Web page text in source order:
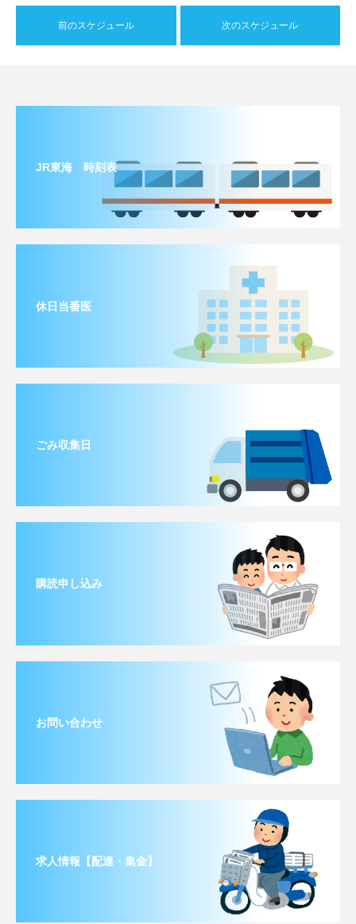
前のスケジュール 次のスケジュール
JR東海 時刻表
休日当番医
ごみ収集日
購読申し込み
お問い合わせ
求人情報【配達・集金】